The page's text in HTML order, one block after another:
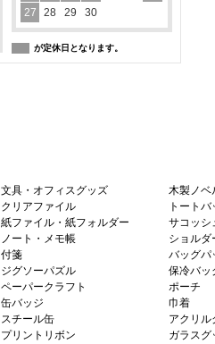
27
28 29 30
が定休日となります。
文具・オフィスグッズ
クリアファイル
紙ファイル・紙フォルダー
ノート・メモ帳
付箋
ジグソーパズル
ペーパークラフト
缶バッジ
スチール缶
プリントリボン
木製ノベ
トートバ
サコッシ
ショルダ
バッグパ
保冷バッ
ポーチ
巾着
アクリル
ガラスグ